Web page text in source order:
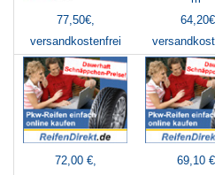
77,50€,
versandkostenfrei
64,20€
72,00 €,
69,10 €,